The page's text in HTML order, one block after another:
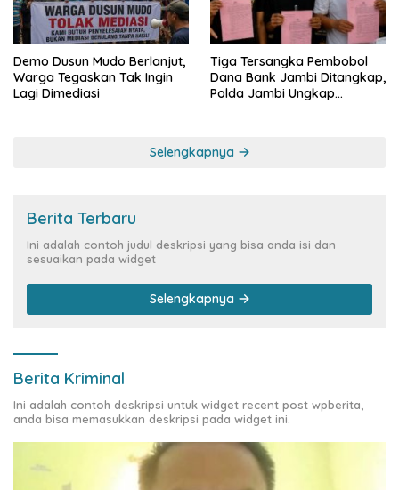
Demo Dusun Mudo Berlanjut,
Warga Tegaskan Tak Ingin
Lagi Dimediasi
Tiga Tersangka Pembobol
Dana Bank Jambi Ditangkap,
Polda Jambi Ungkap
Selengkapnya
Berita Terbaru
Ini adalah contoh judul deskripsi yang bisa anda isi dan
sesuaikan pada widget
Selengkapnya
Berita Kriminal
Ini adalah contoh deskripsi untuk widget recent post wpberita,
anda bisa memasukkan deskripsi pada widget ini.